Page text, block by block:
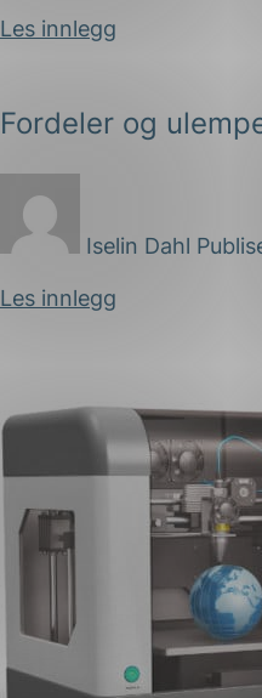
Les innlegg
Fordeler og
Iselin Dahl
Les innlegg